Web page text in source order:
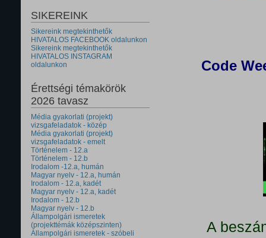
SIKEREINK
Sikereink megtekinthetők
HIVATALOS FACEBOOK oldalunkon
Sikereink megtekinthetők
HIVATALOS INSTAGRAM
oldalunkon
Érettségi témakörök
2026 tavasz
Média gyakorlati (projekt)
vizsgafeladatok - közép
Média gyakorlati (projekt)
vizsgafeladatok - emelt
Történelem - 12.a
Történelem - 12.b
Irodalom -12.a, humán
Magyar nyelv - 12.a, humán
Irodalom - 12.a, kadét
Magyar nyelv - 12.a, kadét
Irodalom - 12.b
Magyar nyelv - 12.b
Állampolgári ismeretek
(projekttémák középszinten)
Állampolgári ismeretek - szóbeli
Code
A